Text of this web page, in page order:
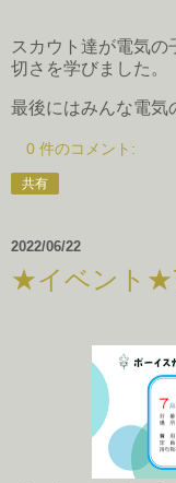
スカウト達が電気の
切さを学びました。
最後にはみんな電気
0 件のコメント:
共有
2022/06/22
★イベント